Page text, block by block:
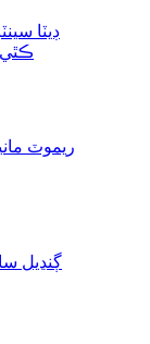
ڊيٽا
ڪٿي
ريموٽ
ڳنڍيل